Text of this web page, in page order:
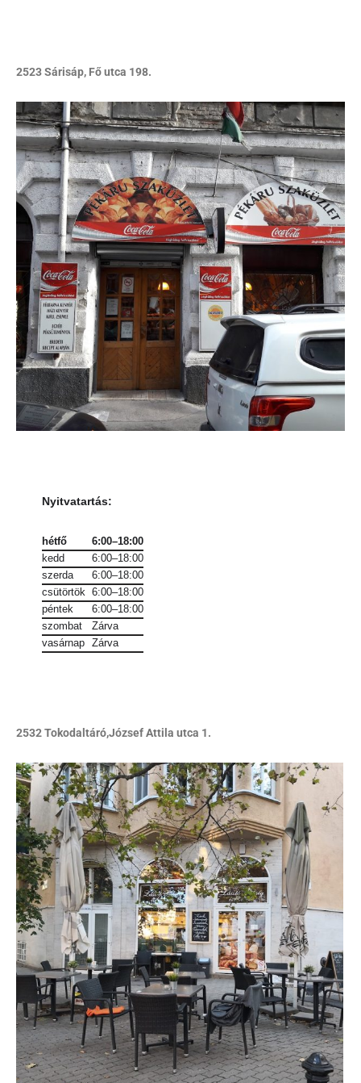
2523 Sárisáp, Fő utca 198.
Nyitvatartás:
hétfő
6:00–18:00
kedd
6:00–18:00
szerda
6:00–18:00
csütörtök 6:00–18:00
péntek
6:00–18:00
szombat
Zárva
vasárnap
Zárva
2532 Tokodaltáró,József Attila utca 1.